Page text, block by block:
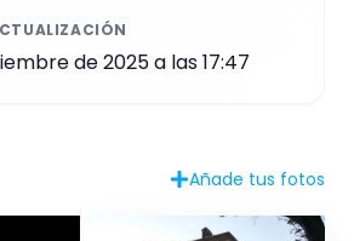
de 2025 a las 17:47
Añade tus fotos